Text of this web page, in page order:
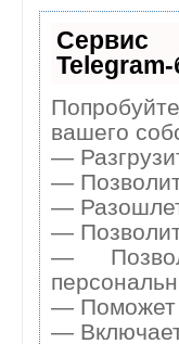
Сервис
Telegram-
вашего
—
— Позволит
—
— Позволит
—
— Поможет
—